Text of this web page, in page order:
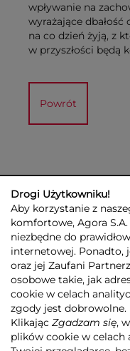
wpływanie na
wyrażające
na co dzień żyją, z
w przyszłości będą
Powrót
GRUPA AGORA DLA
ESG
KONTAKT
© 2026 Copyright AGORA
Drogi Użytkowniku!
Aby korzystanie z
komfortowe, Agora
niezbędne do
internetowej. Ponadto,
oraz jej Zaufani
osobowe takie, jak
cookie w celach
zgody jest dobrowolne.
Klikając Zgadzam się,
plików cookie w celach